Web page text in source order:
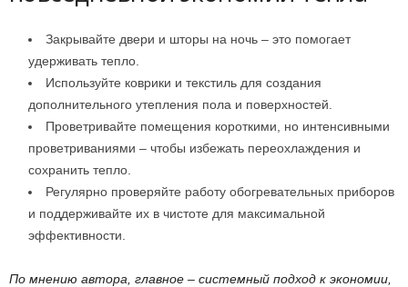
Закрывайте двери и шторы на ночь – это помогает
удерживать тепло.
Используйте коврики и текстиль для создания
дополнительного утепления пола и поверхностей.
Проветривайте помещения короткими, но интенсивными
проветриваниями – чтобы избежать переохлаждения и
сохранить тепло.
Регулярно проверяйте работу обогревательных приборов
и поддерживайте их в чистоте для максимальной
эффективности.
По мнению автора, главное – системный подход к экономии,